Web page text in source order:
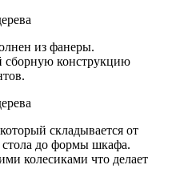
из фанеры.
сборную конструкцию
складывается от
стола до формы шкафа.
колесиками что делает